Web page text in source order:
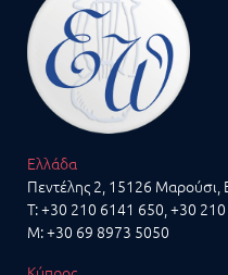
Ελλάδα
Πεντέλης 2, 15126 Μαρούσι,
T:+30 210 6141 650,+30
M:+30 69 8973 5050